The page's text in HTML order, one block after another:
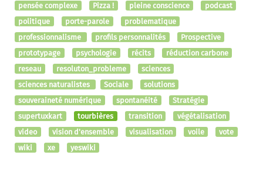
pensée complexe
Pizza ! pleine conscience
podcast
politique
porte-parole
problematique
professionnalisme
profils personnalités
Prospective
prototypage
psychologie récits
réduction carbone
reseau
resoluton_probleme
sciences
sciences naturalistes
Sociale
solutions
souveraineté numérique
spontanéité
Stratégie
supertuxkart
tourbières transition
végétalisation
video
vision d'ensemble visualisation voile
vote
wiki
xe yeswiki